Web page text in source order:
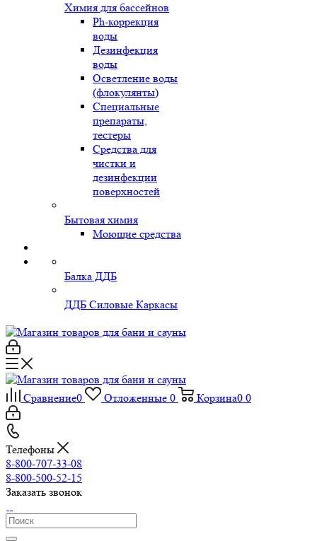
Химия для бассейнов
Ph-коррекция
воды
Дезинфекция
воды
Осветление воды
(флокулянты)
Специальные
препараты,
тестеры
Средства для
чистки и
дезинфекции
поверхностей
Бытовая химия
Моющие средства
Балка ДДБ
ДДБ Силовые Каркасы
Сравнение0 Отложенные 0 Корзина0 0
Телефоны
8-800-707-33-08
8-800-500-52-15
Заказать звонок